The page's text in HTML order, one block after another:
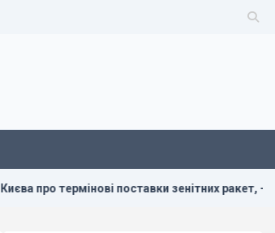
поставки зенітних ракет, - NYT У